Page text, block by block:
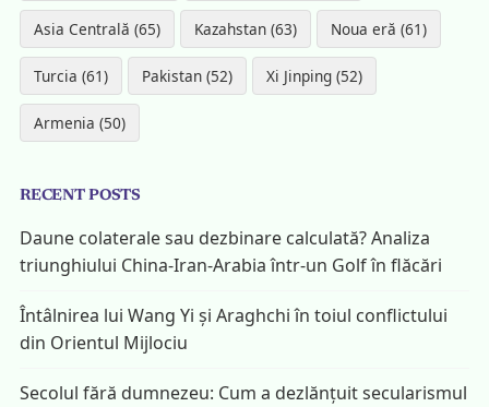
Asia Centrală (65) Kazahstan (63) Noua eră (61)
Turcia (61) Pakistan (52) Xi Jinping (52)
Armenia (50)
RECENT POSTS
Daune colaterale sau dezbinare calculată? Analiza
triunghiului China-Iran-Arabia într-un Golf în flăcări
Întâlnirea lui Wang Yi și Araghchi în toiul conflictului
din Orientul Mijlociu
Secolul fără dumnezeu: Cum a dezlănțuit secularismul